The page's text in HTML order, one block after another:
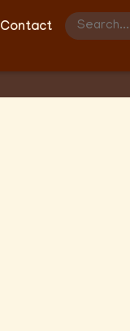
Contact